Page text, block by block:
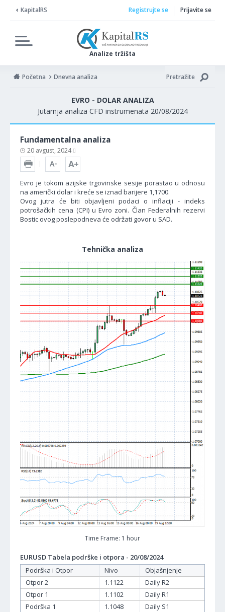
KapitalRS
Analize tržišta
Registrujte se Prijavite se
Početna Dnevna analiza Pretražite
EVRO - DOLAR ANALIZA
Jutarnja analiza CFD instrumenata 20/08/2024
Fundamentalna analiza
20 avgust, 2024
Evro je tokom azijske trgovinske sesije porastao u odnosu
na američki dolar i kreće se iznad barijere 1,1700.
Ovog jutra će biti objavljeni podaci o inflaciji - indeks
potrošačkih cena (CPI) u Evro zoni. Član Federalnih rezervi
Bostic ovog poslepodneva će održati govor u SAD.
Tehnička analiza
Time Frame: 1 hour
EURUSD Tabela podrške i otpora - 20/08/2024
Podrška i Otpor
Nivo
Objašnjenje
Otpor 2
1.1122
Daily R2
Otpor 1
1.1102
Daily R1
Podrška 1
1.1048
Daily S1